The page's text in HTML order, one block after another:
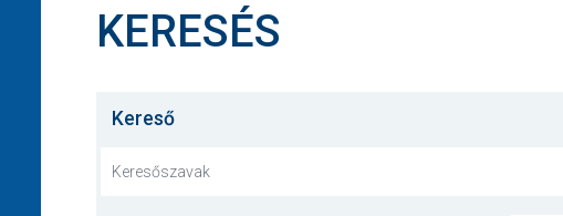
KERESÉS
Kereső